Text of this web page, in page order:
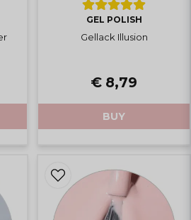
GEL POLISH
Gellack Illusion
€ 8,79
BUY